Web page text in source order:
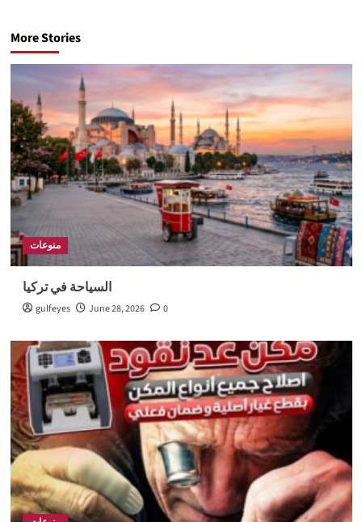
More Stories
منوعات
السياحة في تركيا
gulfeyes June 28, 2026 0